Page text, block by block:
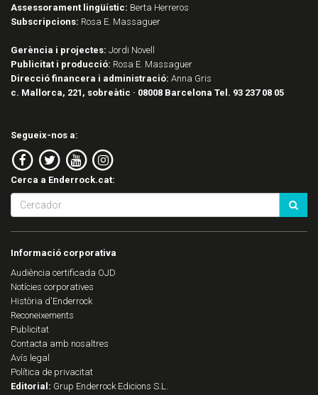
Assessorament lingüístic: Berta Herreros
Subscripcions: Rosa E. Massaguer
Gerència i projectes: Jordi Novell
Publicitat i producció: Rosa E. Massaguer
Direcció financera i administració: Anna Gris
c. Mallorca, 221, sobreàtic · 08008 Barcelona Tel. 93 237 08 05
Segueix-nos a:
Cerca a Enderrock.cat:
Informació corporativa
Audiència certificada OJD
Notícies corporatives
Història d'Enderrock
Reconeixements
Publicitat
Contacta amb nosaltres
Avís legal
Política de privacitat
Editorial: Grup Enderrock Edicions S.L.